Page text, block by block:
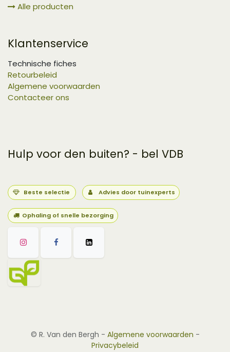
Alle producten
Klantenservice
Technische fiches
Retourbeleid
Algemene voorwaarden
Contacteer ons
Hulp voor den buiten? - bel VDB
Beste selectie Advies door tuinexperts
Ophaling of snelle bezorging
© R. Van den Bergh - Algemene voorwaarden -
Privacybeleid